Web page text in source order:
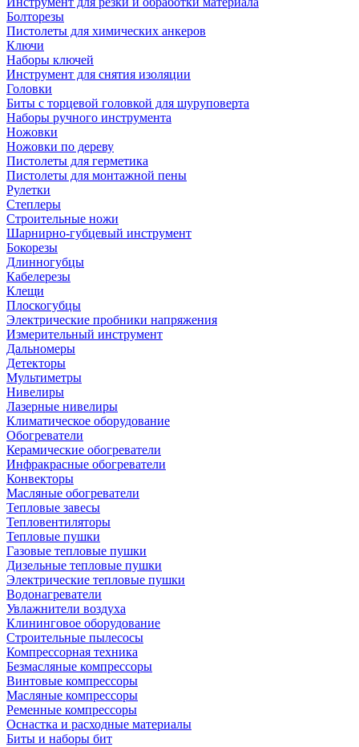
Болторезы
Пистолеты для химических анкеров
Ключи
Наборы ключей
Инструмент для снятия изоляции
Головки
Биты с торцевой головкой для шуруповерта
Наборы ручного инструмента
Ножовки
Ножовки по дереву
Пистолеты для герметика
Пистолеты для монтажной пены
Рулетки
Степлеры
Строительные ножи
Шарнирно-губцевый инструмент
Бокорезы
Длинногубцы
Кабелерезы
Клещи
Плоскогубцы
Электрические пробники напряжения
Измерительный инструмент
Дальномеры
Детекторы
Мультиметры
Нивелиры
Лазерные нивелиры
Климатическое оборудование
Обогреватели
Керамические обогреватели
Инфракрасные обогреватели
Конвекторы
Масляные обогреватели
Тепловые завесы
Тепловентиляторы
Тепловые пушки
Газовые тепловые пушки
Дизельные тепловые пушки
Электрические тепловые пушки
Водонагреватели
Увлажнители воздуха
Клининговое оборудование
Строительные пылесосы
Компрессорная техника
Безмасляные компрессоры
Винтовые компрессоры
Масляные компрессоры
Ременные компрессоры
Оснастка и расходные материалы
Биты и наборы бит